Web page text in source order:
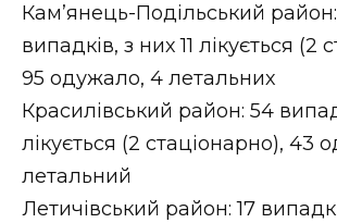
Кам’янець-Подільський район:
випадків, з них 11 лікується (2
95 одужало, 4 летальних
Красилівський район: 54
лікується (2 стаціонарно), 43
летальний
Летичівський район: 17